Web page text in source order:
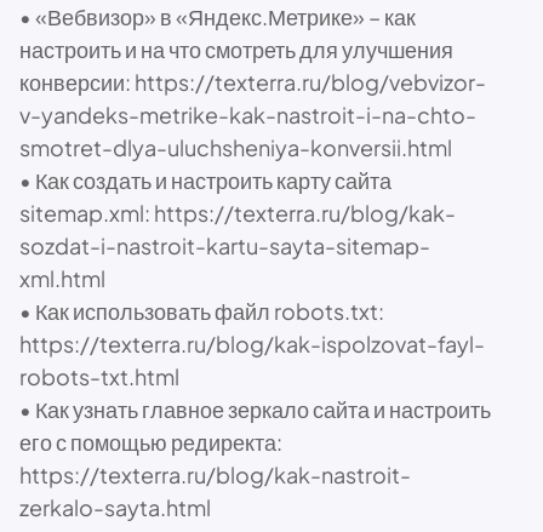
• «Вебвизор» в «Яндекс.Метрике» – как
настроить и на что смотреть для улучшения
конверсии: https://texterra.ru/blog/vebvizor-
v-yandeks-metrike-kak-nastroit-i-na-chto-
smotret-dlya-uluchsheniya-konversii.html
• Как создать и настроить карту сайта
sitemap.xml: https://texterra.ru/blog/kak-
sozdat-i-nastroit-kartu-sayta-sitemap-
xml.html
• Как использовать файл robots.txt:
https://texterra.ru/blog/kak-ispolzovat-fayl-
robots-txt.html
• Как узнать главное зеркало сайта и настроить
его с помощью редиректа:
https://texterra.ru/blog/kak-nastroit-
zerkalo-sayta.html